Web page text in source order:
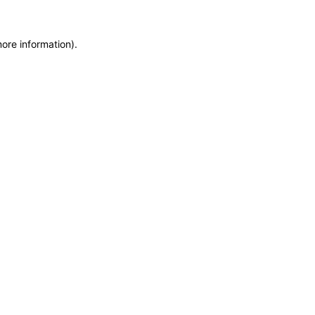
information).